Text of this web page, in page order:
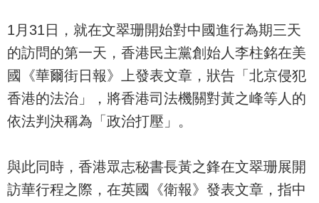
1月31日，就在文翠珊開始對中國進行為期三天
的訪問的第一天，香港民主黨創始人李柱銘在美
國《華爾街日報》上發表文章，狀告「北京侵犯
香港的法治」，將香港司法機關對黃之峰等人的
依法判決稱為「政治打壓」。
與此同時，香港眾志秘書長黃之鋒在文翠珊展開
訪華行程之際，在英國《衛報》發表文章，指中